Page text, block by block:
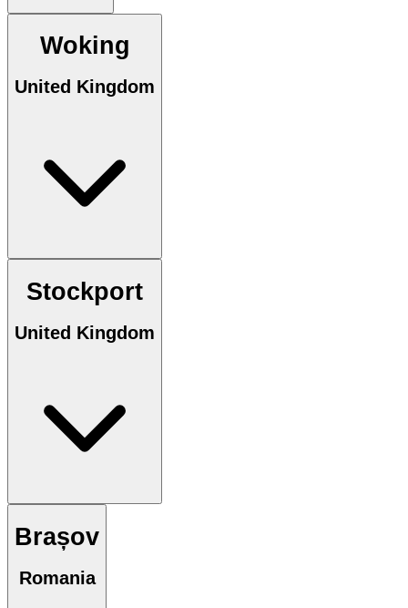
Woking
United Kingdom
Stockport
United Kingdom
Brașov
Romania